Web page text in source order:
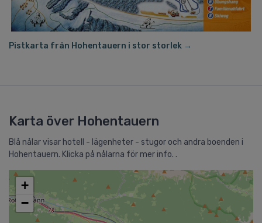
Pistkarta från Hohentauern i stor storlek →
Karta över Hohentauern
Blå nålar visar hotell - lägenheter - stugor och andra boenden i
Hohentauern. Klicka på nålarna för mer info. .
+
−